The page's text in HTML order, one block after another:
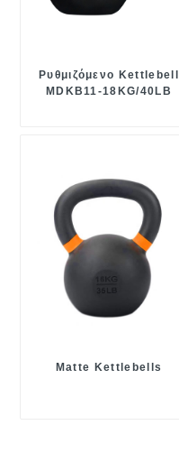
Ρυθμιζόμενο Kettlebell
MDKB11-18KG/40LB
Matte Kettlebells